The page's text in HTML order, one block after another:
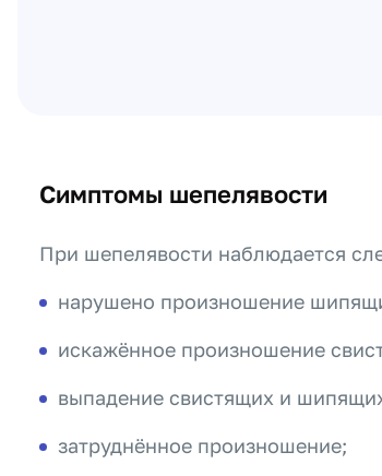
Симптомы шепелявости
При шепелявости наблюдается
нарушено произношение
искажённое произношение
выпадение свистящих и
затруднённое произношение;